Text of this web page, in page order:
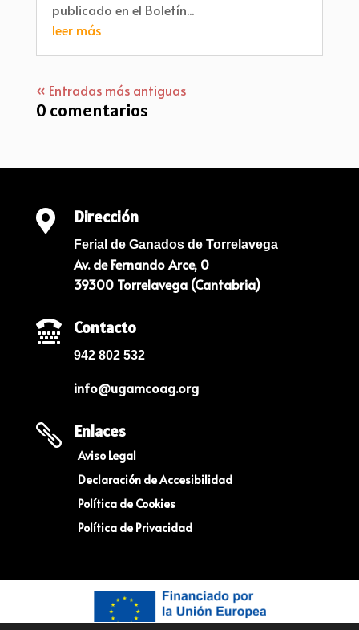
publicado en el Boletín...
leer más
« Entradas más antiguas
0 comentarios
 Dirección
Ferial de Ganados de Torrelavega
Av. de Fernando Arce, 0
39300 Torrelavega (Cantabria)
 Contacto
942 802 532
info@ugamcoag.org
 Enlaces
Aviso Legal
Declaración de Accesibilidad
Política de Cookies
Política de Privacidad